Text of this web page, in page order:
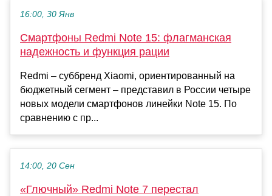
16:00, 30 Янв
Смартфоны Redmi Note 15: флагманская
надежность и функция рации
Redmi – суббренд Xiaomi, ориентированный на
бюджетный сегмент – представил в России четыре
новых модели смартфонов линейки Note 15. По
сравнению с пр...
14:00, 20 Сен
«Глючный» Redmi Note 7 перестал